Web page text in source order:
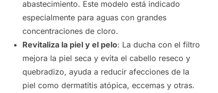
abastecimiento. Este modelo está indicado
especialmente para aguas con grandes
concentraciones de cloro.
Revitaliza la piel y el pelo: La ducha con el filtro
mejora la piel seca y evita el cabello reseco y
quebradizo, ayuda a reducir afecciones de la
piel como dermatitis atópica, eccemas y otras.